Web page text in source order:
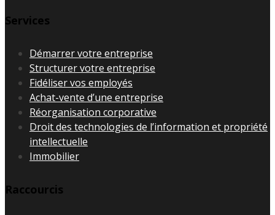
Services
Démarrer votre entreprise
Structurer votre entreprise
Fidéliser vos employés
Achat-vente d’une entreprise
Réorganisation corporative
Droit des technologies de l’information et propriété
intellectuelle
Immobilier
Raccourcis